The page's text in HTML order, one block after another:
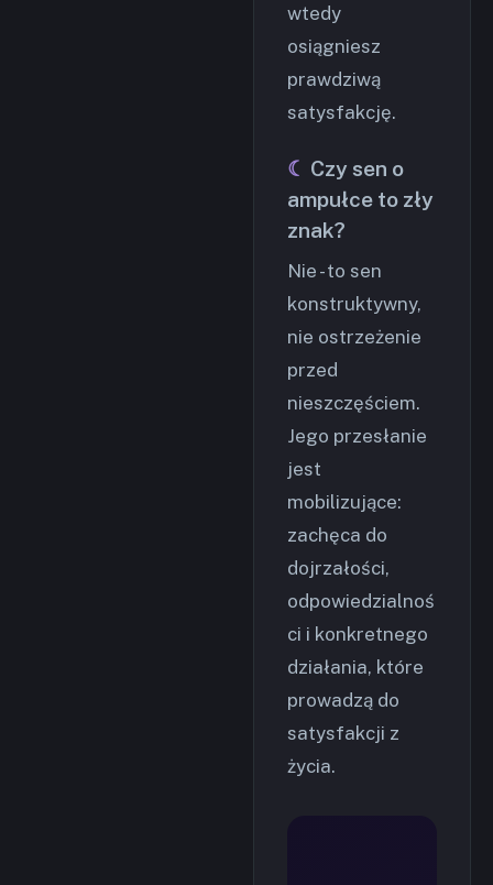
wtedy
osiągniesz
prawdziwą
satysfakcję.
Czy sen o
ampułce to zły
znak?
Nie - to sen
konstruktywny,
nie ostrzeżenie
przed
nieszczęściem.
Jego przesłanie
jest
mobilizujące:
zachęca do
dojrzałości,
odpowiedzialnoś
ci i konkretnego
działania, które
prowadzą do
satysfakcji z
życia.